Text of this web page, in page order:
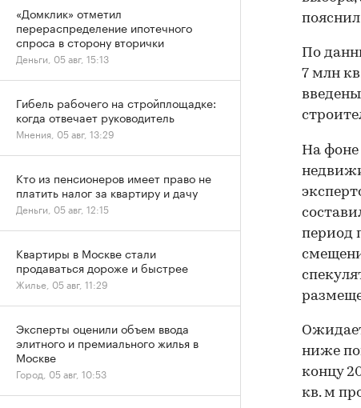
По
7 млн
На
период
ниже
концу
кв. м
«Домклик» отметил
перераспределение ипотечного
спроса в сторону вторички
Деньги, 05 авг, 15:13
Гибель рабочего на стройплощадке:
когда отвечает руководитель
Мнения, 05 авг, 13:29
Кто из пенсионеров имеет право не
платить налог за квартиру и дачу
Деньги, 05 авг, 12:15
Квартиры в Москве стали
продаваться дороже и быстрее
Жилье, 05 авг, 11:29
Эксперты оценили объем ввода
элитного и премиального жилья в
Москве
Город, 05 авг, 10:53